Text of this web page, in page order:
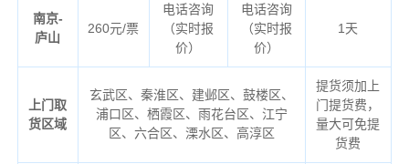
南京-
庐山
260元/票
电话咨询
（实时报
价）
电话咨询
（实时报
价）
1天
上门取
货区域
玄武区、秦淮区、建邺区、鼓楼区、
浦口区、栖霞区、雨花台区、江宁
区、六合区、溧水区、高淳区
提货须加上
门提货费，
量大可免提
货费